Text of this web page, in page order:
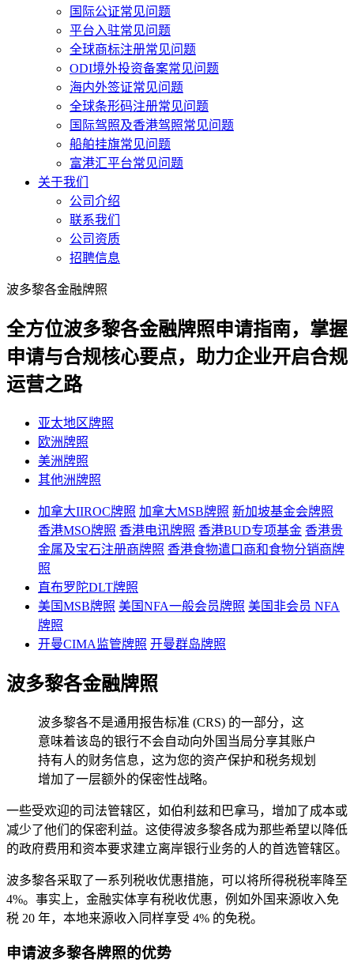
国际公证常见问题
平台入驻常见问题
全球商标注册常见问题
ODI境外投资备案常见问题
海内外签证常见问题
全球条形码注册常见问题
国际驾照及香港驾照常见问题
船舶挂旗常见问题
富港汇平台常见问题
关于我们
公司介绍
联系我们
公司资质
招聘信息
波多黎各金融牌照
全方位波多黎各金融牌照申请指南，掌握
申请与合规核心要点，助力企业开启合规
运营之路
亚太地区牌照
欧洲牌照
美洲牌照
其他洲牌照
加拿大IIROC牌照 加拿大MSB牌照 新加坡基金会牌照
香港MSO牌照 香港电讯牌照 香港BUD专项基金 香港贵
金属及宝石注册商牌照 香港食物遣口商和食物分销商牌
照
直布罗陀DLT牌照
美国MSB牌照 美国NFA一般会员牌照 美国非会员 NFA
牌照
开曼CIMA监管牌照 开曼群岛牌照
波多黎各金融牌照
波多黎各不是通用报告标准 (CRS) 的一部分，这
意味着该岛的银行不会自动向外国当局分享其账户
持有人的财务信息，这为您的资产保护和税务规划
增加了一层额外的保密性战略。
一些受欢迎的司法管辖区，如伯利兹和巴拿马，增加了成本或
减少了他们的保密利益。这使得波多黎各成为那些希望以降低
的政府费用和资本要求建立离岸银行业务的人的首选管辖区。
波多黎各采取了一系列税收优惠措施，可以将所得税税率降至
4%。事实上，金融实体享有税收优惠，例如外国来源收入免
税 20 年，本地来源收入同样享受 4% 的免税。
申请波多黎各牌照的优势